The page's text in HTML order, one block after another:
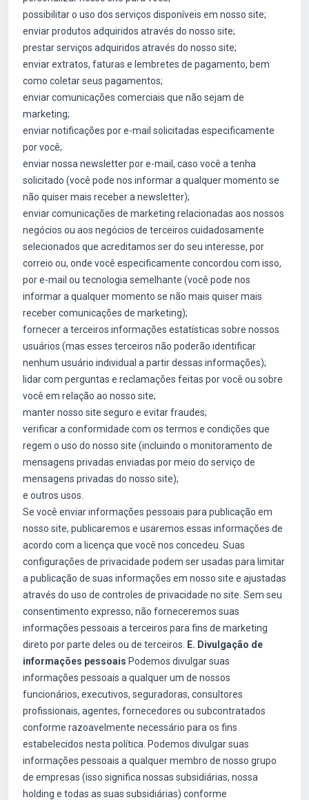
possibilitar o uso dos serviços disponíveis em nosso site;
enviar produtos adquiridos através do nosso site;
prestar serviços adquiridos através do nosso site;
enviar extratos, faturas e lembretes de pagamento, bem
como coletar seus pagamentos;
enviar comunicações comerciais que não sejam de
marketing;
enviar notificações por e-mail solicitadas especificamente
por você;
enviar nossa newsletter por e-mail, caso você a tenha
solicitado (você pode nos informar a qualquer momento se
não quiser mais receber a newsletter);
enviar comunicações de marketing relacionadas aos nossos
negócios ou aos negócios de terceiros cuidadosamente
selecionados que acreditamos ser do seu interesse, por
correio ou, onde você especificamente concordou com isso,
por e-mail ou tecnologia semelhante (você pode nos
informar a qualquer momento se não mais quiser mais
receber comunicações de marketing);
fornecer a terceiros informações estatísticas sobre nossos
usuários (mas esses terceiros não poderão identificar
nenhum usuário individual a partir dessas informações);
lidar com perguntas e reclamações feitas por você ou sobre
você em relação ao nosso site;
manter nosso site seguro e evitar fraudes;
verificar a conformidade com os termos e condições que
regem o uso do nosso site (incluindo o monitoramento de
mensagens privadas enviadas por meio do serviço de
mensagens privadas do nosso site);
e outros usos.
Se você enviar informações pessoais para publicação em
nosso site, publicaremos e usaremos essas informações de
acordo com a licença que você nos concedeu. Suas
configurações de privacidade podem ser usadas para limitar
a publicação de suas informações em nosso site e ajustadas
através do uso de controles de privacidade no site. Sem seu
consentimento expresso, não forneceremos suas
informações pessoais a terceiros para fins de marketing
direto por parte deles ou de terceiros.
E. Divulgação de
informações pessoais Podemos divulgar suas
informações pessoais a qualquer um de nossos
funcionários, executivos, seguradoras, consultores
profissionais, agentes, fornecedores ou subcontratados
conforme razoavelmente necessário para os fins
estabelecidos nesta política. Podemos divulgar suas
informações pessoais a qualquer membro de nosso grupo
de empresas (isso significa nossas subsidiárias, nossa
holding e todas as suas subsidiárias) conforme